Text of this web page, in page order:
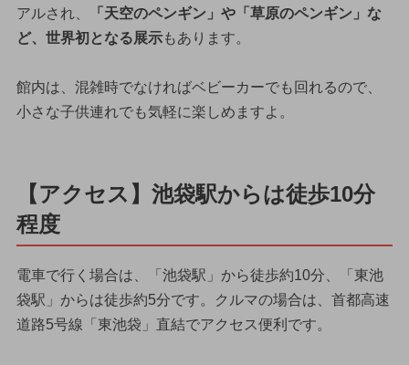
アルされ、
「天空のペンギン」や「草原のペンギン」な
ど、世界初となる展示もあります。
館内は、混雑時でなければベビーカーでも回れるので、
小さな子供連れでも気軽に楽しめますよ。
【アクセス】池袋駅からは徒歩10分
程度
電車で行く場合は、「池袋駅」から徒歩約10分、「東池
袋駅」からは徒歩約5分です。クルマの場合は、首都高速
道路5号線「東池袋」直結でアクセス便利です。